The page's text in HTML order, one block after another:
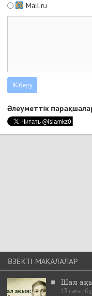
Mail.ru
Әлеуметтік
ӨЗЕКТІ МАҚАЛАЛАР
■ Шал
13 сағат